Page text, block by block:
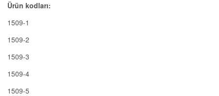
Ürün kodları:
1509-1
1509-2
1509-3
1509-4
1509-5